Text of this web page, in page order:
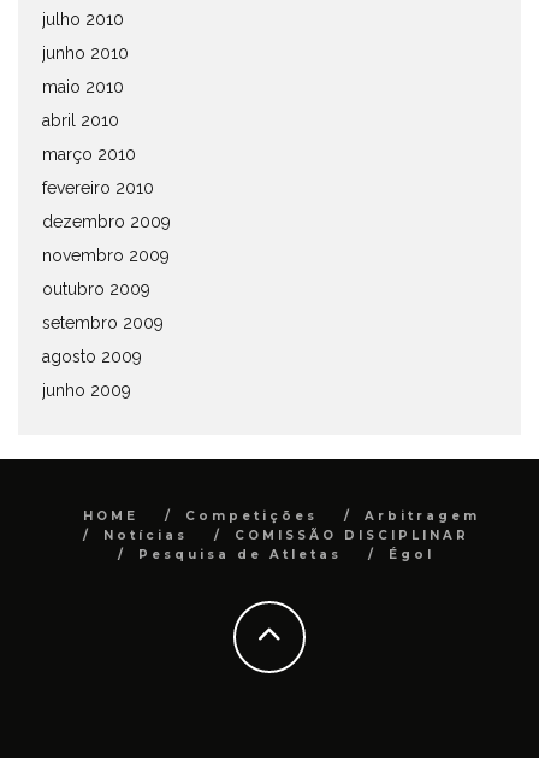
julho 2010
junho 2010
maio 2010
abril 2010
março 2010
fevereiro 2010
dezembro 2009
novembro 2009
outubro 2009
setembro 2009
agosto 2009
junho 2009
HOME Competições
Arbitragem
Notícias
COMISSÃO DISCIPLINAR
Pesquisa de Atletas
Égol